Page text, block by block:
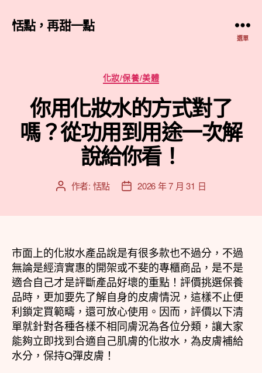
恬點，再甜一點
選單
分
類
化妝/保養/美體
你用化妝水的方式對了
嗎？從功用到用途一次解
說給你看！
文 作者: 恬點
文
期
2026 年 7 月 31 日
市面上的化妝水產品說是有很多款也不過分，不過
無論是經濟實惠的開架或不斐的專櫃商品，是不是
適合自己才是評斷產品好壞的重點！評價挑選保養
品時，更加要先了解自身的皮膚情況，這樣不止便
利鎖定買範疇，還可放心使用。因而，評價以下清
單就針對各種各樣不相同膚況為各位分類，讓大家
能夠立即找到合適自己肌膚的化妝水，為皮膚補給
水分，保持Q彈皮膚！